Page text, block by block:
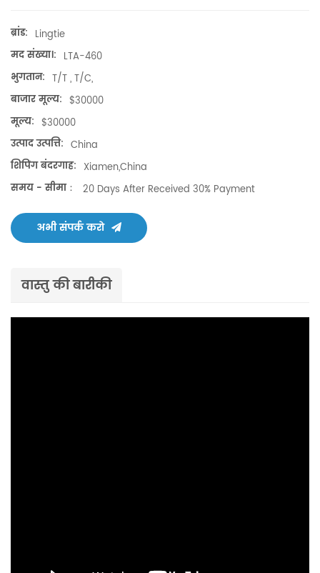
ब्रांड: Lingtie
मद संख्या।: LTA-460
भुगतान: T/T , T/C,
बाजार मूल्य: $30000
मूल्य: $30000
उत्पाद उत्पत्ति: China
शिपिंग बंदरगाह: Xiamen,China
समय - सीमा：
20 Days After Received 30% Payment
अभी संपर्क करो
वास्तु की बारीकी